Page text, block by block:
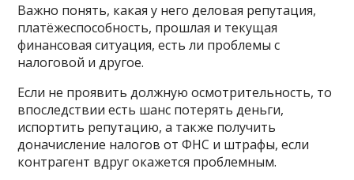
Важно понять, какая у него деловая репутация,
платёжеспособность, прошлая и текущая
финансовая ситуация, есть ли проблемы с
налоговой и другое.
Если не проявить должную осмотрительность, то
впоследствии есть шанс потерять деньги,
испортить репутацию, а также получить
доначисление налогов от ФНС и штрафы, если
контрагент вдруг окажется проблемным.